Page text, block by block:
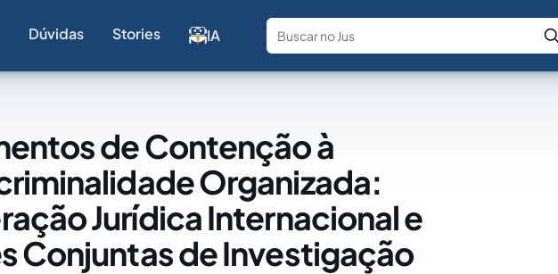
Dúvidas Stories IA
Fale com a IA Buscar no Jus
de Contenção à
Organizada:
Jurídica Internacional e
Conjuntas de Investigação